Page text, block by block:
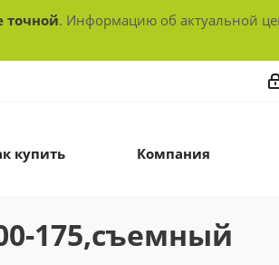
точной. Информацию об актуальной
купить Компания
175,съемный